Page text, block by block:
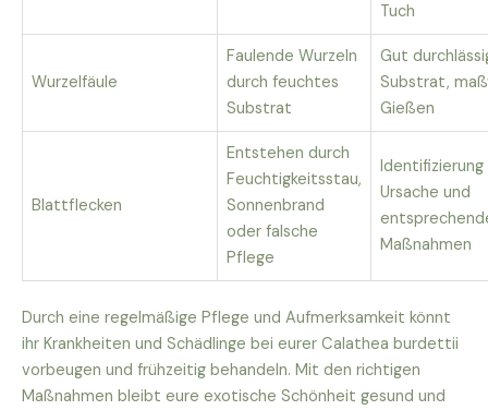
Tuch
Wurzelfäule
Faulende Wurzeln
durch feuchtes
Substrat
Gut
Substrat,
Gießen
Blattflecken
Entstehen durch
Feuchtigkeitsstau,
Sonnenbrand
oder falsche
Pflege
Ursache und
Maßnahmen
Durch eine regelmäßige Pflege und Aufmerksamkeit könnt
ihr Krankheiten und Schädlinge bei eurer Calathea burdettii
vorbeugen und frühzeitig behandeln. Mit den richtigen
Maßnahmen bleibt eure exotische Schönheit gesund und